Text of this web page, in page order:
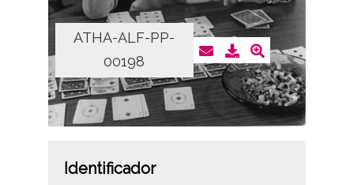
ATHA-ALF-PP-
00198
Identificador